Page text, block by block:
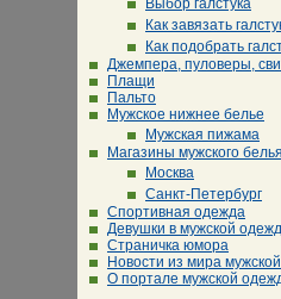
Выбор галстука
Как завязать
Как подобрать
Джемпера, пуловеры,
Плащи
Пальто
Мужское нижнее белье
Мужская пижама
Магазины мужского белья
Москва
Санкт-Петербург
Спортивная одежда
Девушки в мужской
Страничка юмора
Новости из мира
О портале мужской